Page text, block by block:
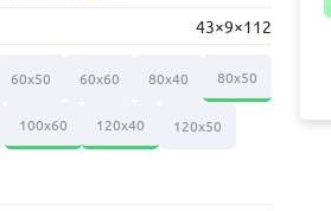
43×9×112
60х50 60х60 80х40 80х50
100х60 120х40 120х50